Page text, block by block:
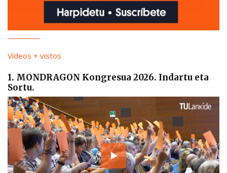
Vídeos + vistos
1. MONDRAGON Kongresua 2026. Indartu eta
Sortu.